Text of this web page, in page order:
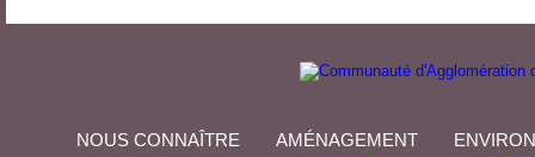
NOUS CONNAÎTRE AMÉNAGEMENT